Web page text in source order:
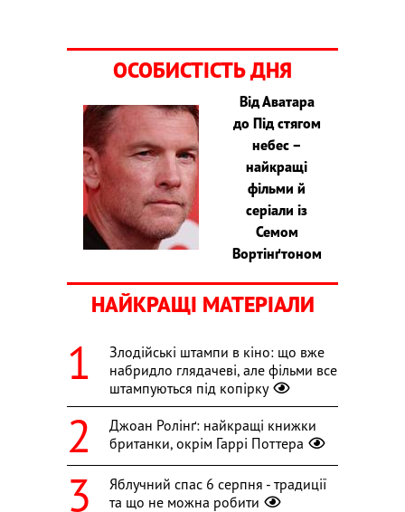
ОСОБИСТІСТЬ ДНЯ
Від Аватара
до Під стягом
небес –
найкращі
фільми й
серіали із
Семом
Вортінґтоном
НАЙКРАЩІ МАТЕРІАЛИ
Злодійські штампи в кіно: що вже
набридло глядачеві, але фільми все
штампуються під копірку
Джоан Ролінґ: найкращі книжки
британки, окрім Гаррі Поттера
Яблучний спас 6 серпня - традиції
та що не можна робити